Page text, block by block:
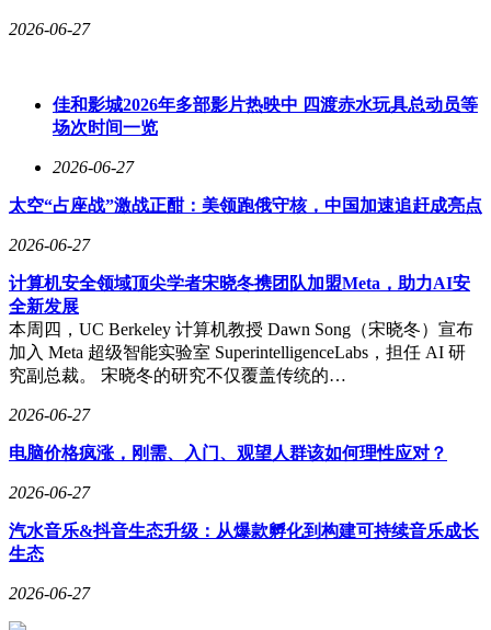
2026-06-27
佳和影城2026年多部影片热映中 四渡赤水玩具总动员等
场次时间一览
2026-06-27
太空“占座战”激战正酣：美领跑俄守核，中国加速追赶成亮点
2026-06-27
计算机安全领域顶尖学者宋晓冬携团队加盟Meta，助力AI安
全新发展
本周四，UC Berkeley 计算机教授 Dawn Song（宋晓冬）宣布
加入 Meta 超级智能实验室 SuperintelligenceLabs，担任 AI 研
究副总裁。 宋晓冬的研究不仅覆盖传统的…
2026-06-27
电脑价格疯涨，刚需、入门、观望人群该如何理性应对？
2026-06-27
汽水音乐&抖音生态升级：从爆款孵化到构建可持续音乐成长
生态
2026-06-27